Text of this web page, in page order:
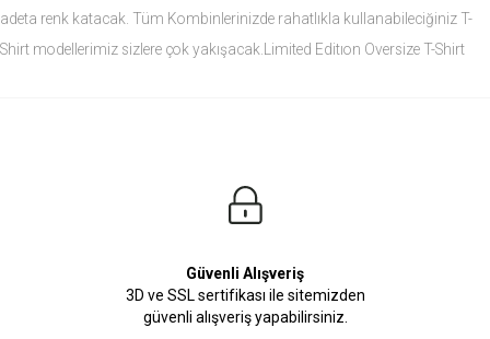
adeta renk katacak. Tüm Kombinlerinizde rahatlıkla kullanabileciğiniz T-
Shirt modellerimiz sizlere çok yakışacak.Limited Editıon Oversize T-Shirt
Güvenli Alışveriş
3D ve SSL sertifikası ile sitemizden
güvenli alışveriş yapabilirsiniz.